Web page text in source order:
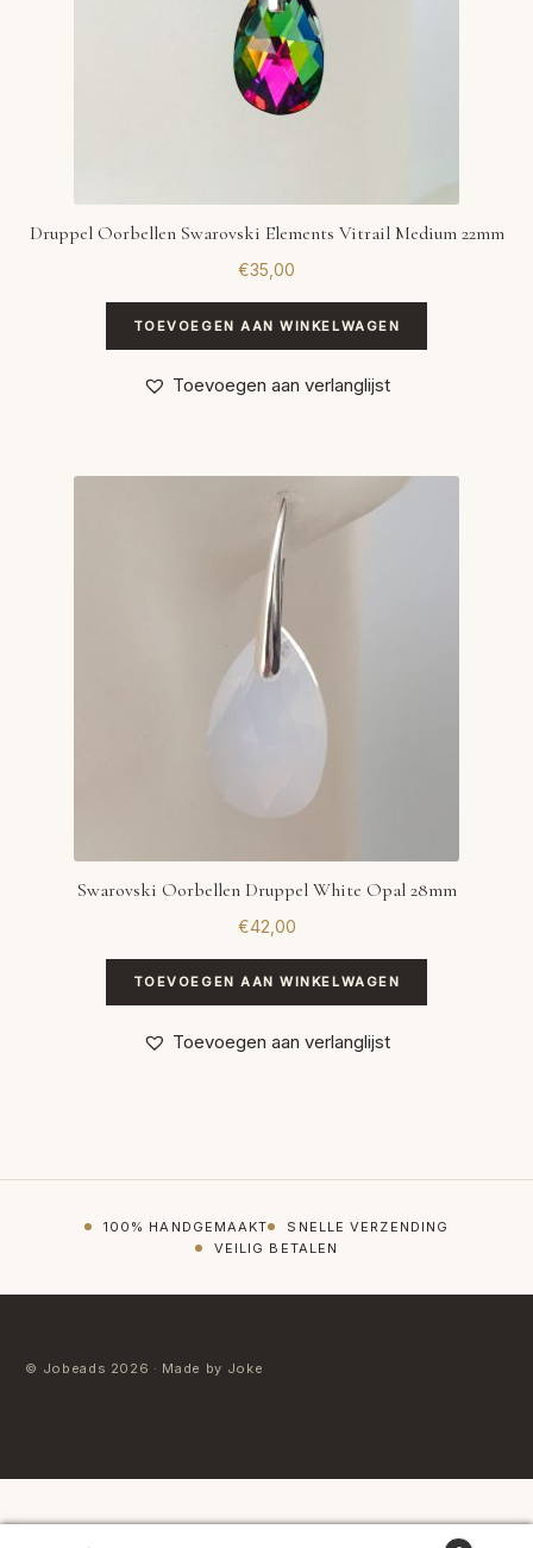
Druppel Oorbellen Swarovski Elements Vitrail Medium 22mm
€35,00
TOEVOEGEN AAN WINKELWAGEN
Toevoegen aan verlanglijst
Swarovski Oorbellen Druppel White Opal 28mm
€42,00
TOEVOEGEN AAN WINKELWAGEN
Toevoegen aan verlanglijst
100% HANDGEMAAKT
SNELLE VERZENDING
VEILIG BETALEN
© Jobeads 2026 · Made by Joke